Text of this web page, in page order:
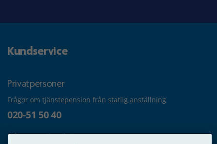
Kundservice
Privatpersoner
Frågor om tjänstepension från statlig anställning
020-51 50 40
Frågor om utbetalning